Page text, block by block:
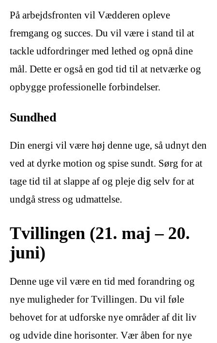
På arbejdsfronten vil Vædderen opleve
fremgang og succes. Du vil være i stand til at
tackle udfordringer med lethed og opnå dine
mål. Dette er også en god tid til at netværke og
opbygge professionelle forbindelser.
Sundhed
Din energi vil være høj denne uge, så udnyt den
ved at dyrke motion og spise sundt. Sørg for at
tage tid til at slappe af og pleje dig selv for at
undgå stress og udmattelse.
Tvillingen (21. maj – 20.
juni)
Denne uge vil være en tid med forandring og
nye muligheder for Tvillingen. Du vil føle
behovet for at udforske nye områder af dit liv
og udvide dine horisonter. Vær åben for nye